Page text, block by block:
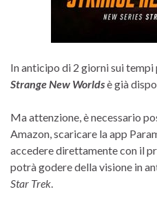
In anticipo di 2 giorni sui
Strange New Worldsè già
Ma attenzione, è necessario
Amazon, scaricare la app
accedere direttamente con il
potrà godere della visione in
Star Trek